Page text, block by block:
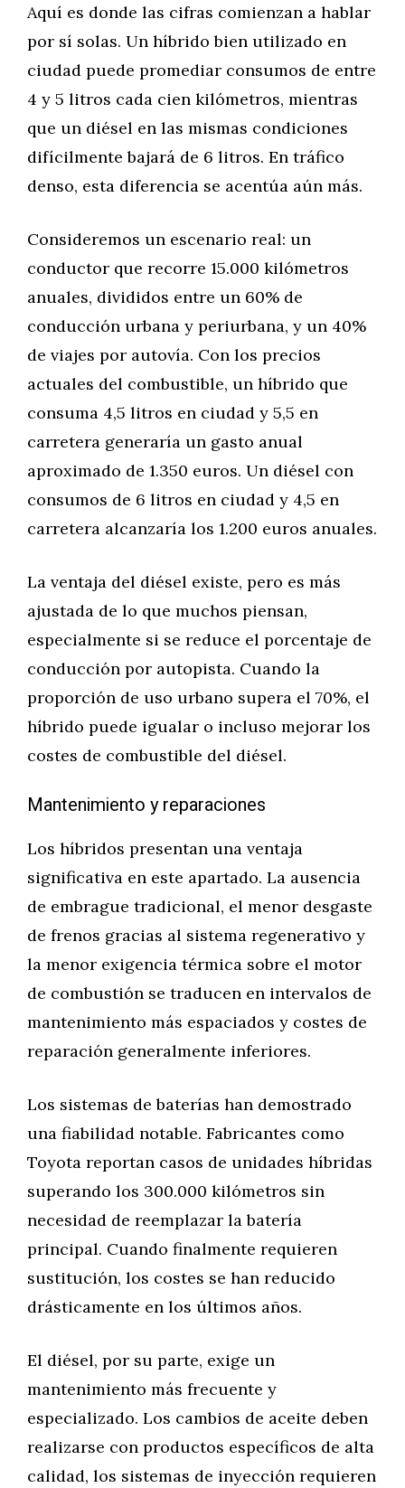
Aquí es donde las cifras comienzan a hablar
por sí solas. Un híbrido bien utilizado en
ciudad puede promediar consumos de entre
4 y 5 litros cada cien kilómetros, mientras
que un diésel en las mismas condiciones
difícilmente bajará de 6 litros. En tráfico
denso, esta diferencia se acentúa aún más.
Consideremos un escenario real: un
conductor que recorre 15.000 kilómetros
anuales, divididos entre un 60% de
conducción urbana y periurbana, y un 40%
de viajes por autovía. Con los precios
actuales del combustible, un híbrido que
consuma 4,5 litros en ciudad y 5,5 en
carretera generaría un gasto anual
aproximado de 1.350 euros. Un diésel con
consumos de 6 litros en ciudad y 4,5 en
carretera alcanzaría los 1.200 euros anuales.
La ventaja del diésel existe, pero es más
ajustada de lo que muchos piensan,
especialmente si se reduce el porcentaje de
conducción por autopista. Cuando la
proporción de uso urbano supera el 70%, el
híbrido puede igualar o incluso mejorar los
costes de combustible del diésel.
Mantenimiento y reparaciones
Los híbridos presentan una ventaja
significativa en este apartado. La ausencia
de embrague tradicional, el menor desgaste
de frenos gracias al sistema regenerativo y
la menor exigencia térmica sobre el motor
de combustión se traducen en intervalos de
mantenimiento más espaciados y costes de
reparación generalmente inferiores.
Los sistemas de baterías han demostrado
una fiabilidad notable. Fabricantes como
Toyota reportan casos de unidades híbridas
superando los 300.000 kilómetros sin
necesidad de reemplazar la batería
principal. Cuando finalmente requieren
sustitución, los costes se han reducido
drásticamente en los últimos años.
El diésel, por su parte, exige un
mantenimiento más frecuente y
especializado. Los cambios de aceite deben
realizarse con productos específicos de alta
calidad, los sistemas de inyección requieren